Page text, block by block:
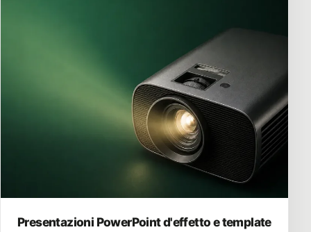
Presentazioni PowerPoint d'effetto e template